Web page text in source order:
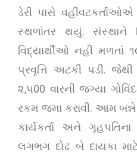
ડેરી પાસે વહીવટકર્તાઓએ
સ્થળાંતર થયું. સંસ્થાને
વિદ્યાર્થીઓ નહી મળતાં
પ્રવૃત્તિ અટકી પડી.
૨,૫00 વારની જગ્યા
રકમ જમા કરાવી. આમ બન્ને
કાર્યકર્તા અને
લગભગ દોઢ બે દાયકા